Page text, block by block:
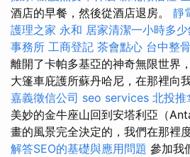
酒店的早餐，然後從酒店退房。 靜
護理之家 永和 居家清潔一小時多
事務所 工商登記 茶會點心 台中整
離開了卡帕多基亞的神奇無限世界
大篷車庇護所蘇丹哈尼，在那裡向
嘉義徵信公司 seo services 北投推
美妙的金牛座山回到安塔利亞（
畫的風景完全決定的，我們在那裡
解答SEO的基礎與應用問題 參加我